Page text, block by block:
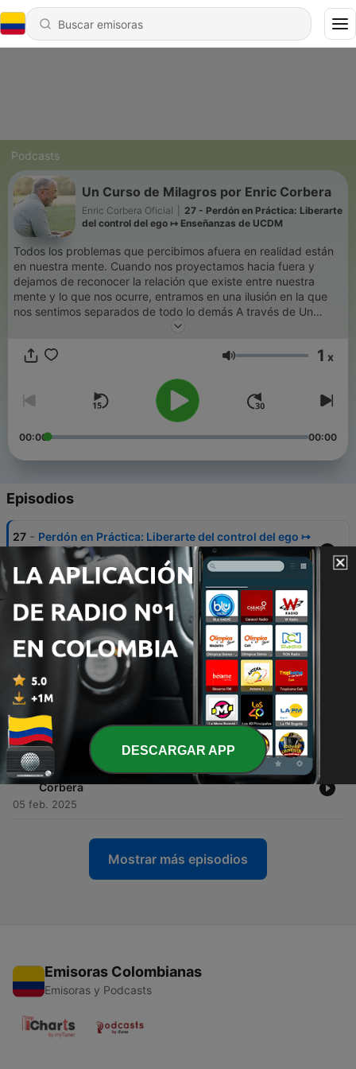
Podcasts
Un Curso de Milagros por Enric Corbera
Enric Corbera Oficial
27 - Perdón en Práctica: Liberarte
del control del ego ↦ Enseñanzas de UCDM
Todos los problemas que percibimos afuera en realidad están
en nuestra mente. Cuando nos proyectamos hacia fuera y
dejamos de reconocer la relación que existe entre nuestra
mente y lo que nos ocurre, entramos en una ilusión en la que
nos sentimos separados de todo lo demás A través de Un
Curso de Milagros tendrás la posibilidad de comprender la vida
responsable de las situaciones que experimentas. Si tienes
info@enriccorberainstitute.com o visitar nuestra web
www.enriccorberainstitute.com
Volumen 1 x
00:00 00:00
Episodios
27 - Perdón en Práctica: Liberarte del control del ego ↦
Enseñanzas de UCDM
23 abr. 2025
¿No te gusta lo que ves? ↦ Enseñanzas de UCDM
23 abr. 2025
25 -
Transforma tus relaciones ↦ Enseñanzas de
23 abr. 2025
No esperes milagros, el poder está en ti ↦
Enseñanzas de UCDM
27 feb. 2025
23 - El miedo a Dios ↦ Enseñanzas de UCDM Enric
Corbera
05 feb. 2025
Mostrar más episodios
Emisoras Colombianas
Emisoras y Podcasts
DESCARGAR APP